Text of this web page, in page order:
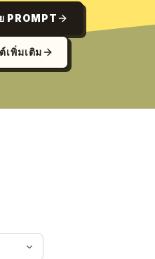
PROMPT
เพิ่มเติม